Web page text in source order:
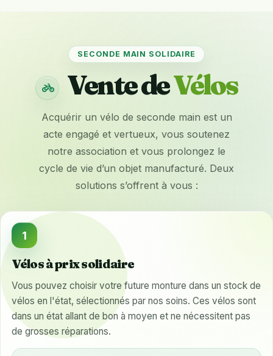
votre prochaine visite.SECONDE MAIN SOLIDAIRE
Vente deVélos
Acquérir un vélo de seconde main est un
acte engagé et vertueux, vous soutenez
notre association et vous prolongez le
cycle de vie d’un objet manufacturé. Deux
solutions s’offrent à vous :
1
Vélos à prix solidaire
Vous pouvez choisir votre future monture dans un stock de
vélos en l'état, sélectionnés par nos soins. Ces vélos sont
dans un état allant de bon à moyen et ne nécessitent pas
de grosses réparations.